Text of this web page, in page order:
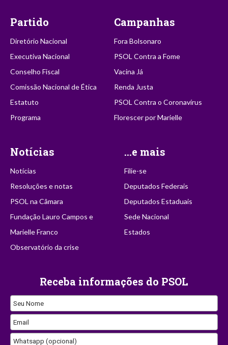
Partido
Diretório Nacional
Executiva Nacional
Conselho Fiscal
Comissão Nacional de Ética
Estatuto
Programa
Campanhas
Fora Bolsonaro
PSOL Contra a Fome
Vacina Já
Renda Justa
PSOL Contra o Coronavírus
Florescer por Marielle
Notícias
Notícias
Resoluções e notas
PSOL na Câmara
Fundação Lauro Campos e
Marielle Franco
Observatório da crise
...e mais
Filie-se
Deputados Federais
Deputados Estaduais
Sede Nacional
Estados
Receba informações do PSOL
Seu Nome
Email
Whatsapp (opcional)